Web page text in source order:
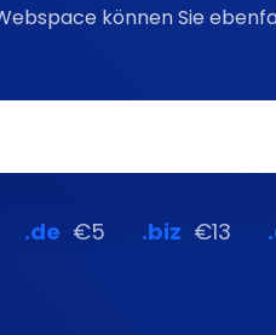
können Sie
.de €5 .biz €13